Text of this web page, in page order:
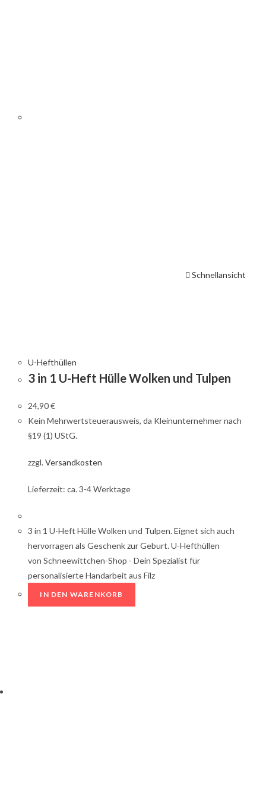
Schnellansicht
U-Hefthüllen
3 in 1 U-Heft Hülle Wolken und Tulpen
24,90€
Kein Mehrwertsteuerausweis, da Kleinunternehmer nach
§19 (1) UStG.
zzgl.Versandkosten
Lieferzeit: ca. 3-4 Werktage
3 in 1 U-Heft Hülle Wolken und Tulpen. Eignet sich auch
hervorragen als Geschenk zur Geburt. U-Hefthüllen
von Schneewittchen-Shop - Dein Spezialist für
personalisierte Handarbeit aus Filz
IN DEN WARENKORB